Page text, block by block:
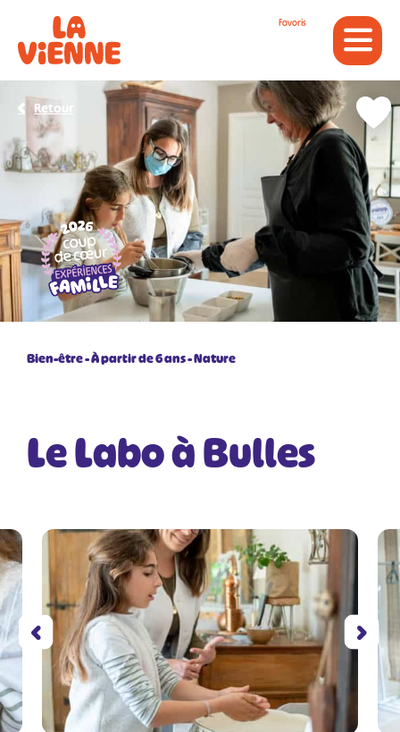
Favoris
Bien-être À partir de 6 ans Nature
Le Labo à Bulles
Retour